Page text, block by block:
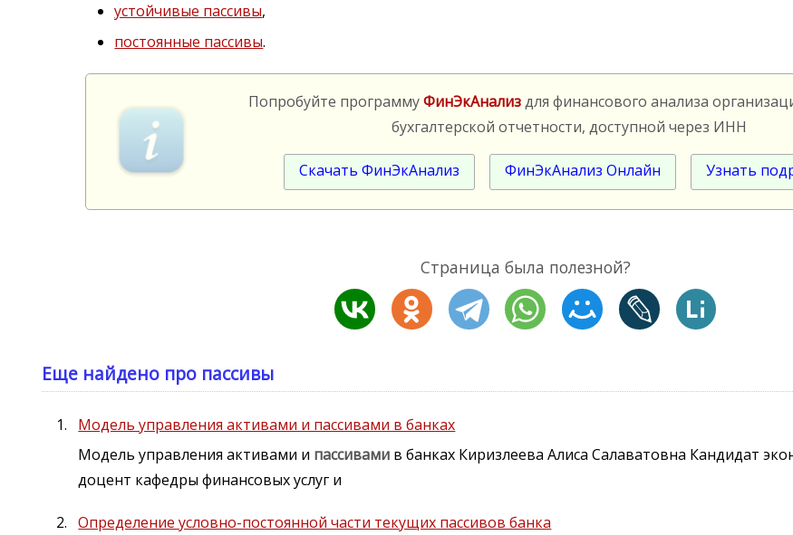
устойчивые пассивы,
постоянные пассивы.
Попробуйте программуФинЭкАнализдля финансового анализа
бухгалтерской отчетности, доступной через ИНН
Скачать ФинЭкАнализ ФинЭкАнализ Онлайн Узнать
Страница была полезной?
Еще найдено про пассивы
Модель управления активами и пассивами в банках
Модель управления активами и пассивами в банках Киризлеева Алиса Салаватовна Кандидат
доцент кафедры финансовых услуг и
Определение условно-постоянной части текущих пассивов банка